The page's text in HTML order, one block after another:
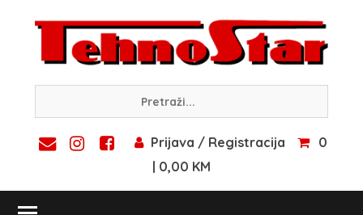
content
Prijava / Registracija
0
| 0,00 KM